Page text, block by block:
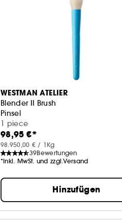
WESTMAN ATELIER
Blender II Brush
Pinsel
1 piece
98,95 €*
98.950,00 € / 1Kg
39Bewertungen
*Inkl. MwSt. und zzgl.Versand
Hinzufügen